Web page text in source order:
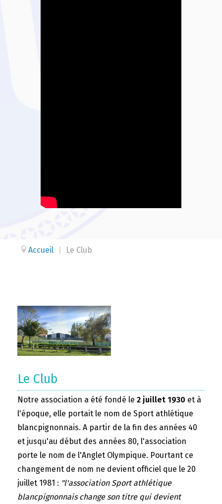
Accueil Le Club
Le Club
Notre association a été fondé le 2 juillet 1930 et à
l'époque, elle portait le nom de Sport athlétique
blancpignonnais. A partir de la fin des années 40
et jusqu'au début des années 80, l'association
porte le nom de l'Anglet Olympique. Pourtant ce
changement de nom ne devient officiel que le 20
juillet 1981 : "l'association Sport athlétique
blancpignonnais change son titre qui devient